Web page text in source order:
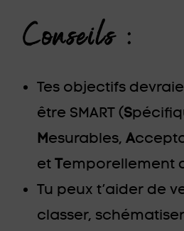
Conseils:
Tes objectifs
être SMART (S
Mesurables,A
etTemporellement
Tu peux t’aider de
classer,